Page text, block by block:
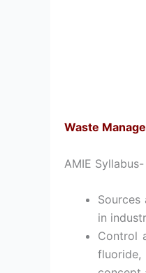
Waste
AMIE
in
Control
fluoride,